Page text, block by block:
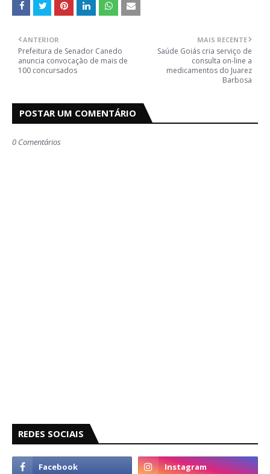
MAIS RECENTE
Saúde Goiás cria serviço de
consulta on-line a
medicamentos do Juarez
Barbosa
ANTERIOR
Prefeitura de Senador Canedo
anuncia convocação de mais de
100 concursados
POSTAR UM COMENTÁRIO
0 Comentários
REDES SOCIAIS